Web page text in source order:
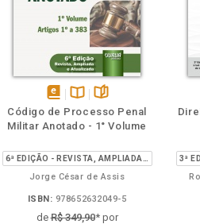
disponível
em
Disponível
na
páginas
Código de Processo Penal
Militar Anotado - 1° Volume
Jorge César de Assis
ISBN: 978652632049-5
deR$ 349,90* por
TambémFolheie